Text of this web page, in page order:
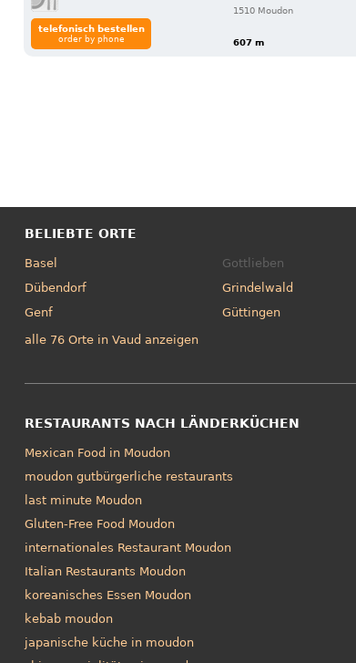
1510 Moudon
607 m
telefonisch bestellen
order by phone
BELIEBTE ORTE
Basel
Dübendorf
Genf
Gottlieben
Grindelwald
Güttingen
alle 76 Orte in Vaud anzeigen
RESTAURANTS NACH LÄNDERKÜCHEN
Mexican Food in Moudon
moudon gutbürgerliche restaurants
last minute Moudon
Gluten-Free Food Moudon
internationales Restaurant Moudon
Italian Restaurants Moudon
koreanisches Essen Moudon
kebab moudon
japanische küche in moudon